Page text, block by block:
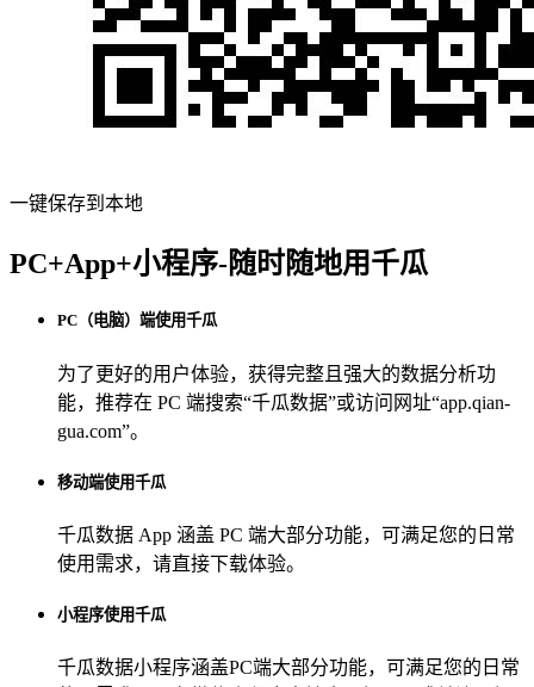
一键保存到本地
PC+App+小程序-随时随地用千瓜
PC（电脑）端使用千瓜
为了更好的用户体验，获得完整且强大的数据分析功
能，推荐在 PC 端搜索“千瓜数据”或访问网址“app.qian-
gua.com”。
移动端使用千瓜
千瓜数据 App 涵盖 PC 端大部分功能，可满足您的日常
使用需求，请直接下载体验。
小程序使用千瓜
千瓜数据小程序涵盖PC端大部分功能，可满足您的日常